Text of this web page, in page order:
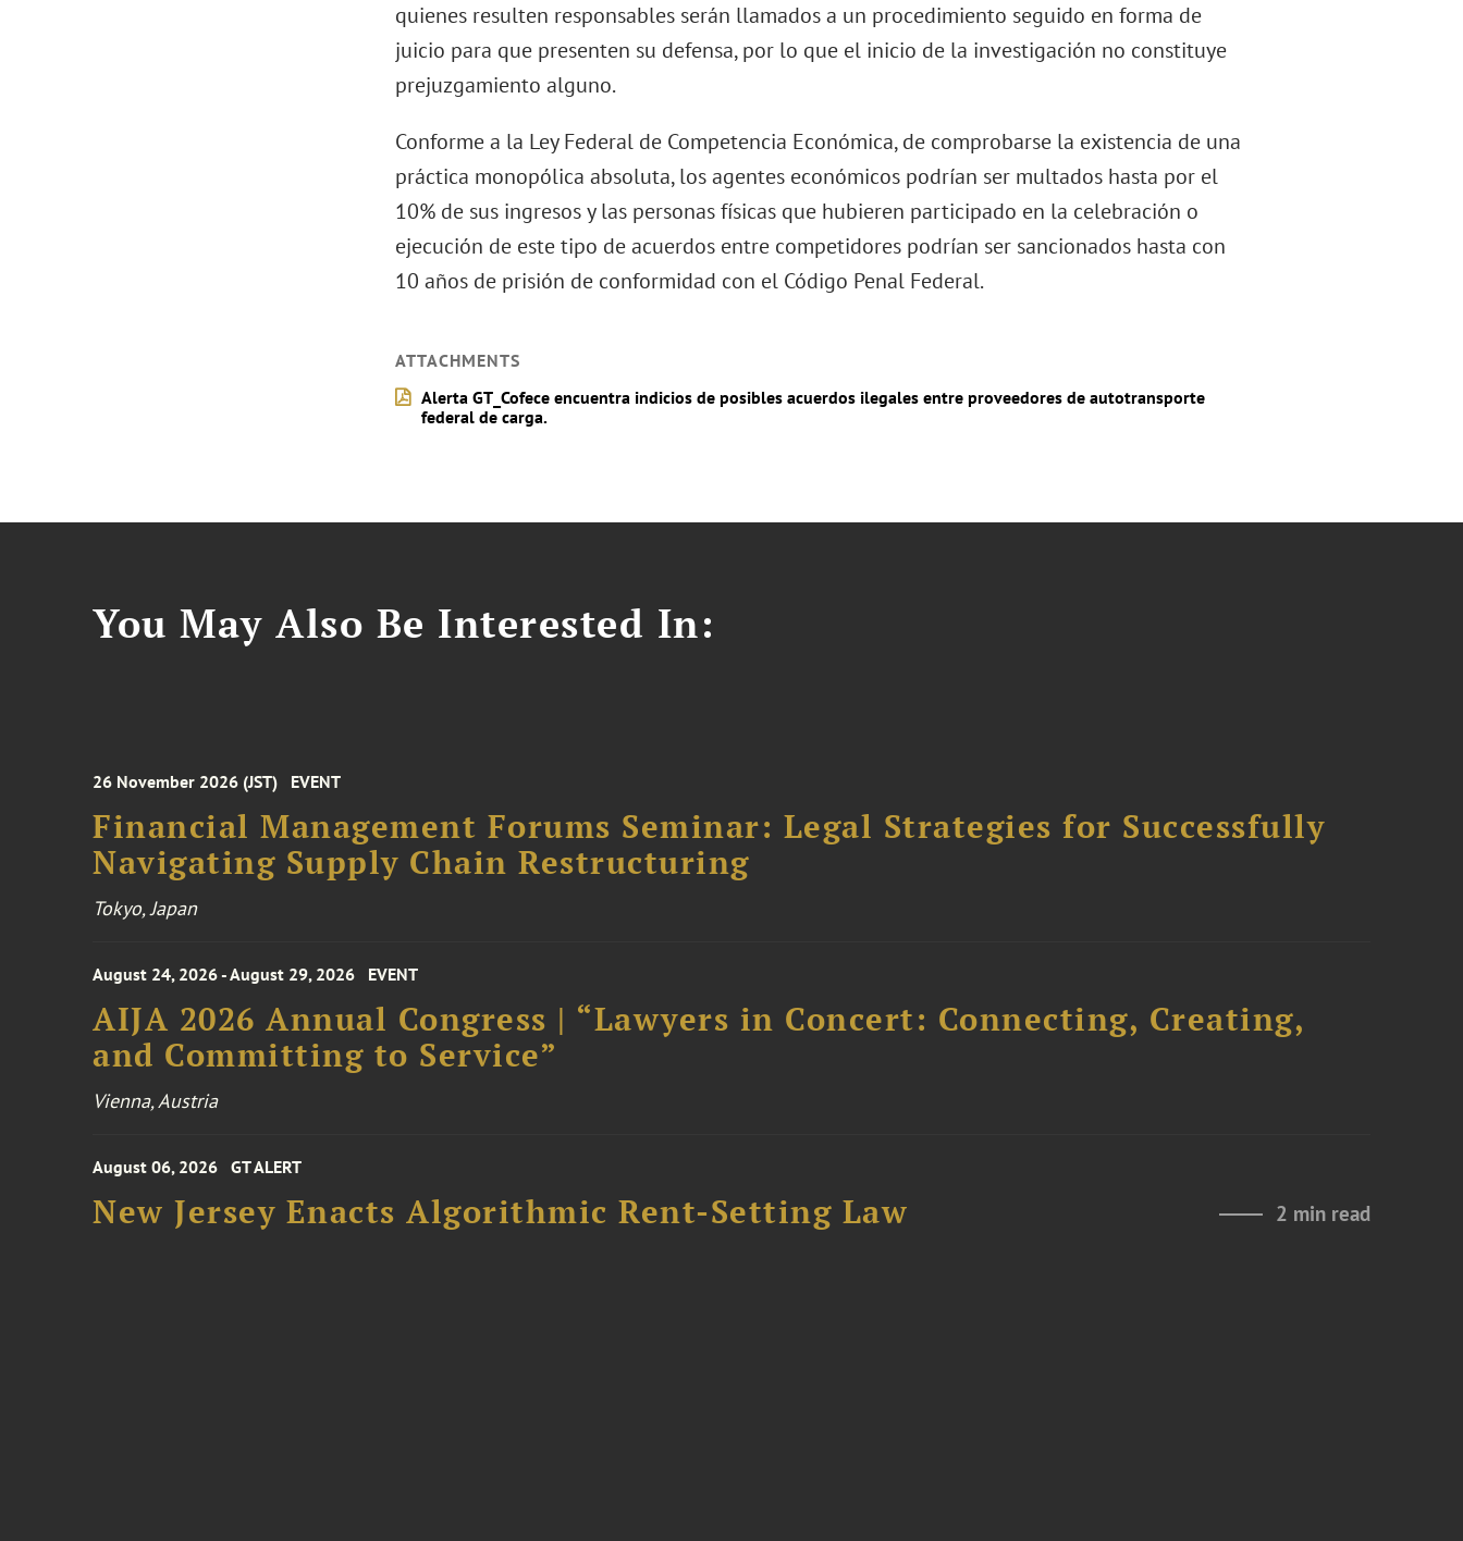
quienes resulten responsables serán llamados a un procedimiento seguido en forma de
juicio para que presenten su defensa, por lo que el inicio de la investigación no constituye
prejuzgamiento alguno.
Conforme a la Ley Federal de Competencia Económica, de comprobarse la existencia de una
práctica monopólica absoluta, los agentes económicos podrían ser multados hasta por el
10% de sus ingresos y las personas físicas que hubieren participado en la celebración o
ejecución de este tipo de acuerdos entre competidores podrían ser sancionados hasta con
10 años de prisión de conformidad con el Código Penal Federal.
ATTACHMENTS
Alerta GT_Cofece encuentra indicios de posibles acuerdos ilegales entre proveedores de autotransporte
federal de carga.
You May Also Be Interested In:
26 November 2026 (JST) EVENT
Financial Management Forums Seminar: Legal Strategies for Successfully
Navigating Supply Chain Restructuring
Tokyo, Japan
August 24, 2026 - August 29, 2026 EVENT
AIJA 2026 Annual Congress | “Lawyers in Concert: Connecting, Creating,
and Committing to Service”
Vienna, Austria
August 06, 2026 GT ALERT
New Jersey Enacts Algorithmic Rent-Setting Law 2 min read